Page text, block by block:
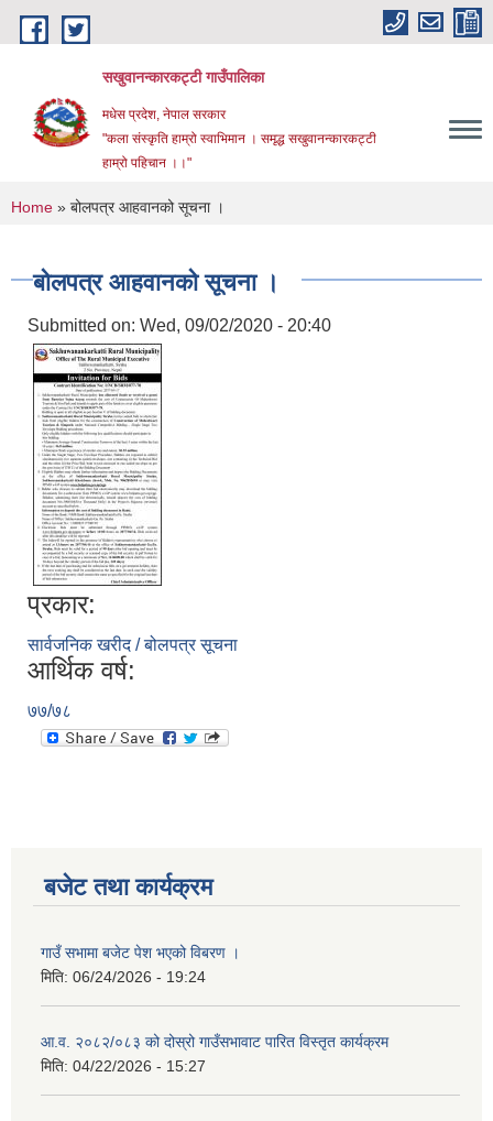
Skip to main content
सखुवानन्कारकट्टी गाउँपालिका
मधेस प्रदेश, नेपाल सरकार
"कला संस्कृति हाम्रो स्वाभिमान । समृद्ध सखुवानन्कारकट्टी
हाम्रो पहिचान ।।"
You are here
Home » बोलपत्र आहवानको सूचना ।
बोलपत्र आहवानको सूचना ।
Submitted on: Wed, 09/02/2020 - 20:40
प्रकार:
सार्वजनिक खरीद / बोलपत्र सूचना
आर्थिक वर्ष:
७७/७८
बजेट तथा कार्यक्रम
गाउँ सभामा बजेट पेश भएको विबरण ।
मिति: 06/24/2026 - 19:24
आ.व. २०८२/०८३ को दोस्रो गाउँसभावाट पारित विस्तृत कार्यक्रम
मिति: 04/22/2026 - 15:27